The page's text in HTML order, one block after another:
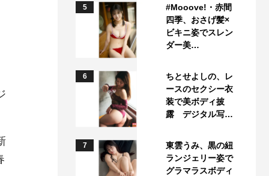
5
#Mooove!・赤間
四季、おさげ髪×
ビキニ姿でスレン
ダー美…
6
ちとせよしの、レ
ースのセクシー衣
装で美ボディ披
露 デジタル写…
7
東雲うみ、黒の紐
ランジェリー姿で
グラマラスボディ